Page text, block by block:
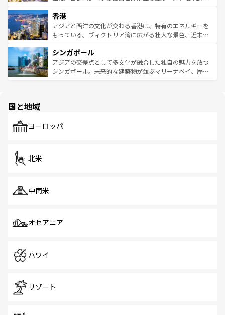
とつ。フォーやバインミー、ベトナムコーヒーなどは、ぜ
ひ現地で味わいたい。どの地域を訪れてもあたたかい人々
が旅行者を迎えてくれるので、きっと忘れられない旅にな
参照してほしい。
の活気が交差している。北部ではチェンマイなどの山岳地
帯で自然と触れ合い、南部ではプーケットやクラビの美し
いビーチでリゾート気分を楽しむことができる。タイ料理
激する。気候は一年中温暖で、どの季節にも異なる楽しみ
が待っている。親しみやすいタイの人々、仏教を中心とし
た文化、そして多様な観光資源が、訪れる旅人を魅了し続
香港
アジアと西洋の文化が交わる香港は、特有のエネルギーを
もっている。ヴィクトリア湾に広がる壮大な景色、近未来
み、どこを訪れても感動するはず。観光スポットが密集し
ており、効率よく見どころを回れるのも魅力。息をのむよ
うな絶景から文化的な体験まで、香港を存分に楽しみ尽く
シンガポール
アジアの交差点として多文化が融合した独自の魅力を放つ
シンガポール。未来的な建築物が並ぶマリーナベイ、歴史
で、ホーカーズは地元の風情を楽しめる外せないスポット
国と地域
ヨーロッパ
北米
中南米
オセアニア
ハワイ
リゾート